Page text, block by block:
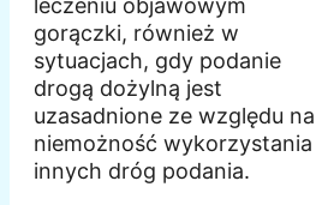
gorączki, również w
sytuacjach, gdy podanie
drogą dożylną jest
uzasadnione ze względu na
niemożność wykorzystania
innych dróg podania.